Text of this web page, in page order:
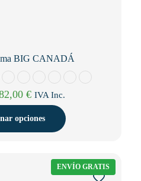
BIG CANADÁ
€Rango
de
precios:
182,00 €
IVA Inc.
opciones
ENVÍO GRATIS